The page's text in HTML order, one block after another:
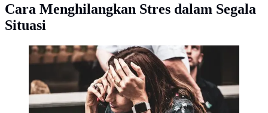
Cara Menghilangkan Stres dalam Segala
Situasi
Ilustrasi stres. (Sumber: unsplash.com/Kevin Grieve)